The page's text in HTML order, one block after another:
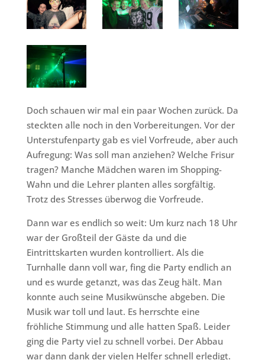
Doch schauen wir mal ein paar Wochen zurück. Da
steckten alle noch in den Vorbereitungen. Vor der
Unterstufenparty gab es viel Vorfreude, aber auch
Aufregung: Was soll man anziehen? Welche Frisur
tragen? Manche Mädchen waren im Shopping-
Wahn und die Lehrer planten alles sorgfältig.
Trotz des Stresses überwog die Vorfreude.
Dann war es endlich so weit: Um kurz nach 18 Uhr
war der Großteil der Gäste da und die
Eintrittskarten wurden kontrolliert. Als die
Turnhalle dann voll war, fing die Party endlich an
und es wurde getanzt, was das Zeug hält. Man
konnte auch seine Musikwünsche abgeben. Die
Musik war toll und laut. Es herrschte eine
fröhliche Stimmung und alle hatten Spaß. Leider
ging die Party viel zu schnell vorbei. Der Abbau
war dann dank der vielen Helfer schnell erledigt.